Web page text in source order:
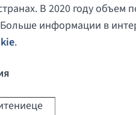
В 2020 году объем
информации в
.